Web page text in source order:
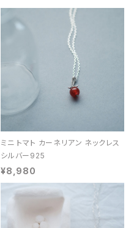
ミニ トマト カーネリアン ネックレス
シルバー925
¥8,980